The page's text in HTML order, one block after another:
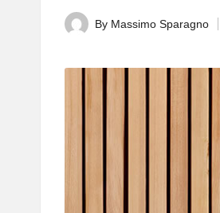
Posted
By Massimo Sparagno